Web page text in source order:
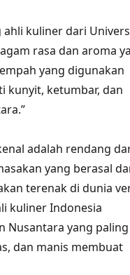
ahli kuliner dari
rasa dan aroma
yang digunakan
kunyit, ketumbar, dan
adalah rendang
yang berasal
terenak di dunia
kuliner Indonesia
Nusantara yang paling
dan manis membuat